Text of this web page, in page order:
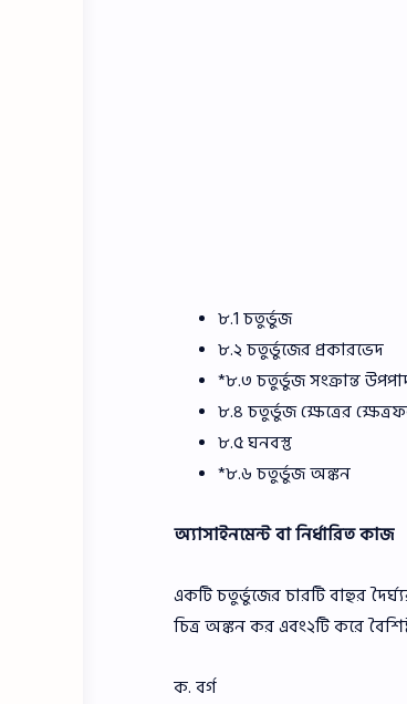
৮.1 চতুর্ভুজ
৮.২ চতুর্ভুজের প্রকারভেদ
*৮.৩ চতুর্ভুজ সংক্রান্ত
৮.৪ চতুর্ভুজ ক্ষেত্রের
৮.৫ ঘনবস্তু
*৮.৬ চতুর্ভুজ অঙ্কন
অ্যাসাইনমেন্ট বা নির্ধারিত কাজ
একটি চতুর্ভুজের চারটি বাহুর
চিত্র অঙ্কন কর এবং২টি করে
ক. বর্গ